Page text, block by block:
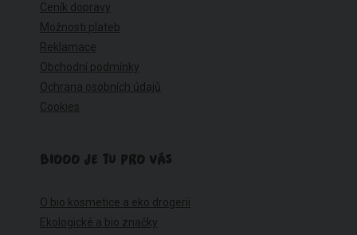
Ceník dopravy
Možnosti plateb
Reklamace
Obchodní podmínky
Ochrana osobních údajů
Cookies
BIOOO JE TU PRO VÁS
O bio kosmetice a eko drogerii
Ekologické a bio značky